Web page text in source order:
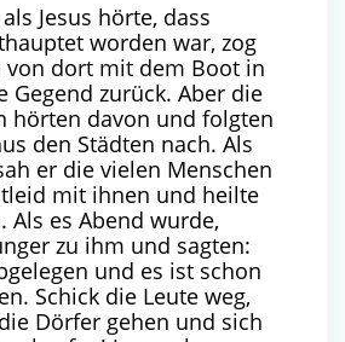
Jesus hörte, dass
worden war, zog
von dort mit dem Boot in
Gegend zurück. Aber die
hörten davon und folgten
den Städten nach. Als
er die vielen Menschen
mit ihnen und heilte
Als es Abend wurde,
zu ihm und sagten:
und es ist schon
Schick die Leute weg,
Dörfer gehen und sich